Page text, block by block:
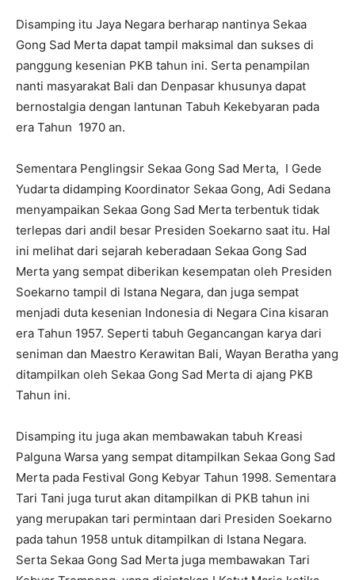
Disamping itu Jaya Negara berharap nantinya Sekaa
Gong Sad Merta dapat tampil maksimal dan sukses di
panggung kesenian PKB tahun ini. Serta penampilan
nanti masyarakat Bali dan Denpasar khusunya dapat
bernostalgia dengan lantunan Tabuh Kekebyaran pada
era Tahun 1970 an.
Sementara Penglingsir Sekaa Gong Sad Merta, I Gede
Yudarta didamping Koordinator Sekaa Gong, Adi Sedana
menyampaikan Sekaa Gong Sad Merta terbentuk tidak
terlepas dari andil besar Presiden Soekarno saat itu. Hal
ini melihat dari sejarah keberadaan Sekaa Gong Sad
Merta yang sempat diberikan kesempatan oleh Presiden
Soekarno tampil di Istana Negara, dan juga sempat
menjadi duta kesenian Indonesia di Negara Cina kisaran
era Tahun 1957. Seperti tabuh Gegancangan karya dari
seniman dan Maestro Kerawitan Bali, Wayan Beratha yang
ditampilkan oleh Sekaa Gong Sad Merta di ajang PKB
Tahun ini.
Disamping itu juga akan membawakan tabuh Kreasi
Palguna Warsa yang sempat ditampilkan Sekaa Gong Sad
Merta pada Festival Gong Kebyar Tahun 1998. Sementara
Tari Tani juga turut akan ditampilkan di PKB tahun ini
yang merupakan tari permintaan dari Presiden Soekarno
pada tahun 1958 untuk ditampilkan di Istana Negara.
Serta Sekaa Gong Sad Merta juga membawakan Tari